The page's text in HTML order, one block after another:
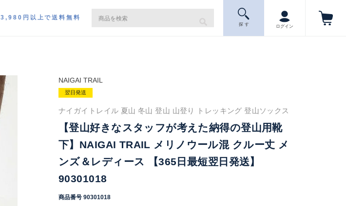
3,980円以上で送料無料
探 す ログイン
NAIGAI TRAIL
翌日発送
ナイガイトレイル 夏山 冬山 登山 山登り トレッキング 登山ソックス
【登山好きなスタッフが考えた納得の登山用靴
下】NAIGAI TRAIL メリノウール混 クルー丈 メ
ンズ＆レディース 【365日最短翌日発送】
90301018
商品番号 90301018